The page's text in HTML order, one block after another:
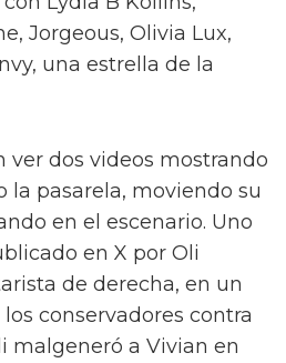
Jorgeous, Olivia Lux,
una estrella de la
ver dos videos mostrando
la pasarela, moviendo su
en el escenario. Uno
en X por Oli
de derecha, en un
conservadores contra
malgeneró a Vivian en